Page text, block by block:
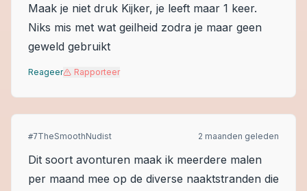
Maak je niet druk Kijker, je leeft maar 1 keer.
Niks mis met wat geilheid zodra je maar geen
geweld gebruikt
Reageer Rapporteer
#7TheSmoothNudist 2 maanden geleden
Dit soort avonturen maak ik meerdere malen
per maand mee op de diverse naaktstranden die